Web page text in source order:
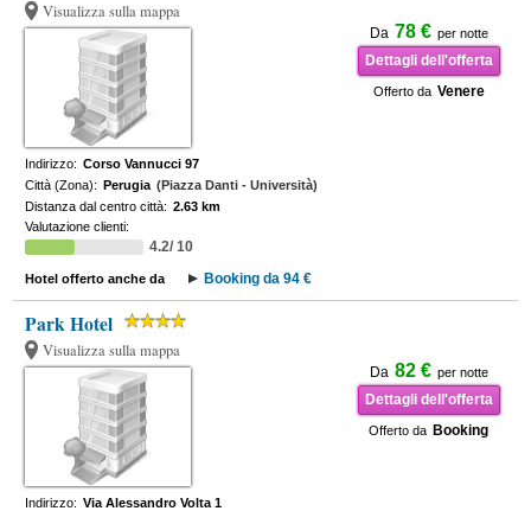
Visualizza sulla mappa
Da 78 € per notte
Dettagli dell'offerta
Offerto da Venere
Indirizzo: Corso Vannucci 97
Città (Zona): Perugia (Piazza Danti - Università)
Distanza dal centro città: 2.63 km
Valutazione clienti:
4.2/ 10
Hotel offerto anche da Booking da 94 €
Park Hotel
Visualizza sulla mappa
Da 82 € per notte
Dettagli dell'offerta
Offerto da Booking
Indirizzo: Via Alessandro Volta 1